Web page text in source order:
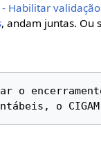
- Habilitar
, andam juntas. Ou
o